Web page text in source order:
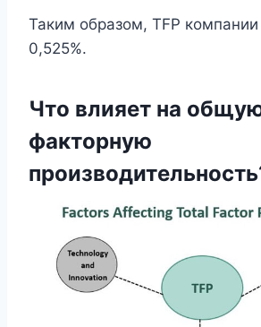
Таким образом, TFP компании
0,525%.
Что влияет на
факторную